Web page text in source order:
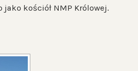
kościół NMP Królowej.